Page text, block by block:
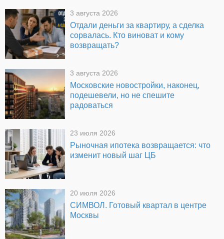
3 августа 2026
Отдали деньги за квартиру, а сделка
сорвалась. Кто виноват и кому
возвращать?
3 августа 2026
Московские новостройки, наконец,
подешевели, но не спешите
радоваться
23 июля 2026
Рыночная ипотека возвращается: что
изменит новый шаг ЦБ
20 июля 2026
СИМВОЛ. Готовый квартал в центре
Москвы